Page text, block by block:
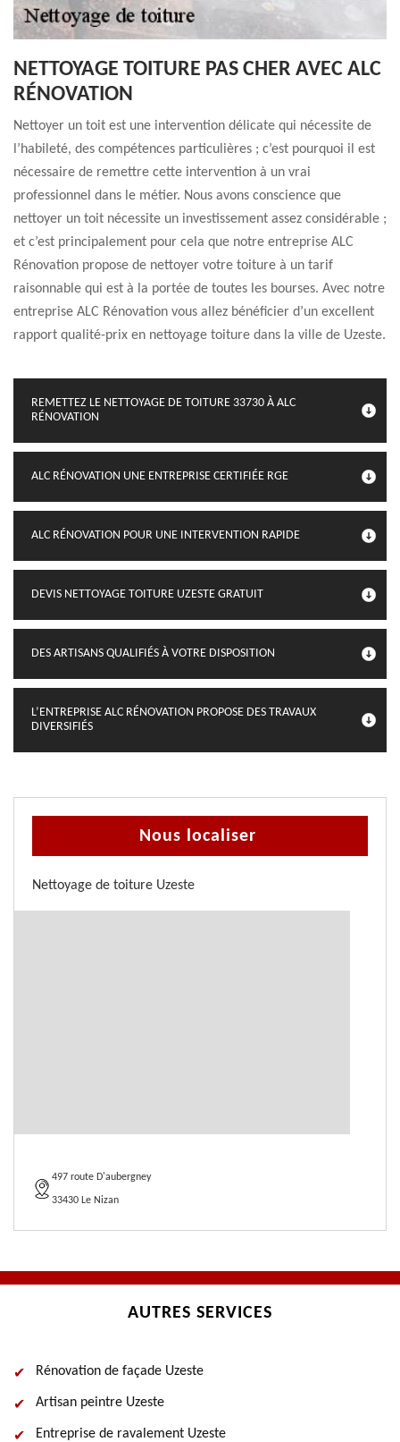
NETTOYAGE TOITURE PAS CHER AVEC ALC
RÉNOVATION
Nettoyer un toit est une intervention délicate qui nécessite de
l’habileté, des compétences particulières ; c’est pourquoi il est
nécessaire de remettre cette intervention à un vrai
professionnel dans le métier. Nous avons conscience que
nettoyer un toit nécessite un investissement assez considérable ;
et c’est principalement pour cela que notre entreprise ALC
Rénovation propose de nettoyer votre toiture à un tarif
raisonnable qui est à la portée de toutes les bourses. Avec notre
entreprise ALC Rénovation vous allez bénéficier d’un excellent
rapport qualité-prix en nettoyage toiture dans la ville de Uzeste.
REMETTEZ LE NETTOYAGE DE TOITURE 33730 À ALC
RÉNOVATION
ALC RÉNOVATION UNE ENTREPRISE CERTIFIÉE RGE
ALC RÉNOVATION POUR UNE INTERVENTION RAPIDE
DEVIS NETTOYAGE TOITURE UZESTE GRATUIT
DES ARTISANS QUALIFIÉS À VOTRE DISPOSITION
L’ENTREPRISE ALC RÉNOVATION PROPOSE DES TRAVAUX
DIVERSIFIÉS
Nous localiser
Nettoyage de toiture Uzeste
497 route D'aubergney
33430 Le Nizan
AUTRES SERVICES
Rénovation de façade Uzeste
Artisan peintre Uzeste
Entreprise de ravalement Uzeste